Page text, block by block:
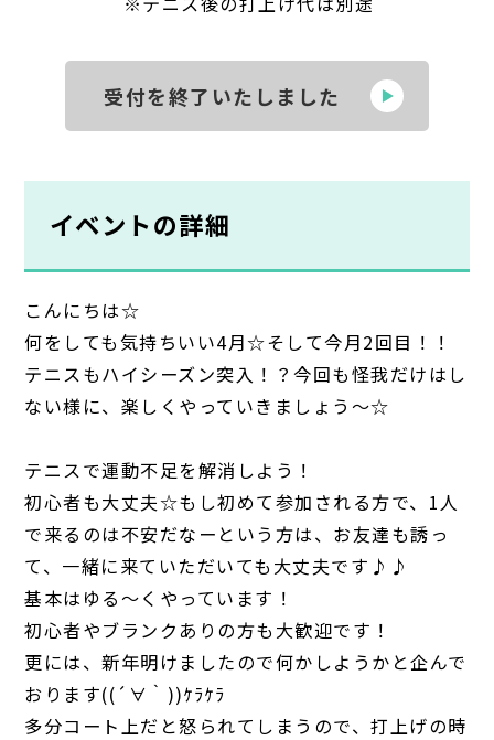
受付を終了いたしました
イベントの詳細
こんにちは☆
何をしても気持ちいい4月☆そして今月2回目！！
テニスもハイシーズン突入！？今回も怪我だけはし
ない様に、楽しくやっていきましょう～☆
テニスで運動不足を解消しよう！
初心者も大丈夫☆もし初めて参加される方で、1人
で来るのは不安だなーという方は、お友達も誘っ
て、一緒に来ていただいても大丈夫です♪♪
基本はゆる～くやっています！
初心者やブランクありの方も大歓迎です！
更には、新年明けましたので何かしようかと企んで
おります((´∀｀))ｹﾗｹﾗ
多分コート上だと怒られてしまうので、打上げの時